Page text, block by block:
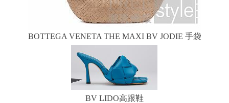
BOTTEGA VENETA THE MAXI BV JODIE 手袋
BV LIDO高跟鞋